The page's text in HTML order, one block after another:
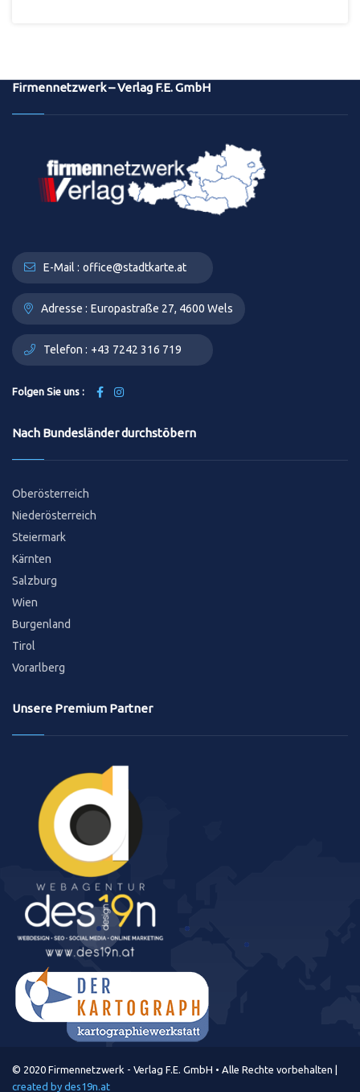
Firmennetzwerk – Verlag F.E. GmbH
E-Mail : office@stadtkarte.at
Adresse : Europastraße 27, 4600 Wels
Telefon : +43 7242 316 719
Folgen Sie uns :
Nach Bundesländer durchstöbern
Oberösterreich
Niederösterreich
Steiermark
Kärnten
Salzburg
Wien
Burgenland
Tirol
Vorarlberg
Unsere Premium Partner
© 2020 Firmennetzwerk - Verlag F.E. GmbH • Alle Rechte vorbehalten |
created by des19n.at